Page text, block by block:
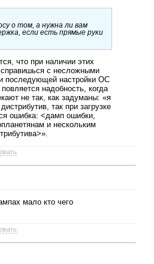
о том, а нужна ли вам
если есть прямые руки
что при наличии этих
с несложными
последующей настройки ОС
надобность, когда
не так, как задуманы: «я
так при загрузке
ошибка: <дамп ошибки,
и нескольким
мало кто чего